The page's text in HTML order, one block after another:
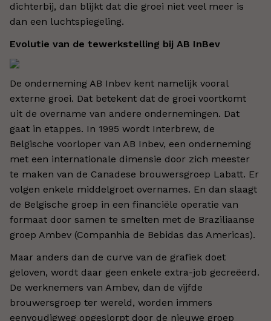
dichterbij, dan blijkt dat die groei niet veel meer is
dan een luchtspiegeling.
Evolutie van de tewerkstelling bij AB InBev
De onderneming AB Inbev kent namelijk vooral
externe groei. Dat betekent dat de groei voortkomt
uit de overname van andere ondernemingen. Dat
gaat in etappes. In 1995 wordt Interbrew, de
Belgische voorloper van AB Inbev, een onderneming
met een internationale dimensie door zich meester
te maken van de Canadese brouwersgroep Labatt. Er
volgen enkele middelgroet overnames. En dan slaagt
de Belgische groep in een financiële operatie van
formaat door samen te smelten met de Braziliaanse
groep Ambev (Companhia de Bebidas das Americas).
Maar anders dan de curve van de grafiek doet
geloven, wordt daar geen enkele extra-job gecreëerd.
De werknemers van Ambev, dan de vijfde
brouwersgroep ter wereld, worden immers
eenvoudigweg opgeslorpt door de nieuwe groep